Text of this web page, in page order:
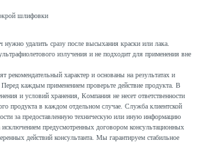
шлифовки
нужно удалить сразу после высыхания краски или лака.
излучения и не подходит для применения вне
рекомендательный характер и основаны на результатах и
каждым применением проверьте действие продукта. В
и условий хранения, Компания не несет ответственности
продукта в каждом отдельном случае. Служба клиентской
за предоставленную техническую или иную информацию
исключением предусмотренных договором консультационных
действий консультанта. Мы гарантируем стабильное